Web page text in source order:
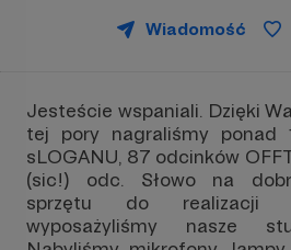
Wiadomość
Jesteście wspaniali. Dzięki
tej pory nagraliśmy ponad
sLOGANU, 87 odcinków
(sic!) odc. Słowo na
sprzętu do realizacji
wyposażyliśmy nasze